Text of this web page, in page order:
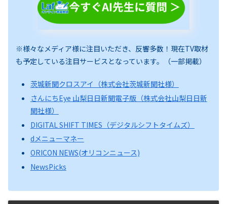
※様々なメディア様に注目いただき、反響多数！現在TV取材
も予定している注目サービスとなっています。（一部掲載）
茨城新聞クロスアイ（株式会社茨城新聞社様）
さんにちEye 山梨日日新聞電子版（株式会社山梨日日新
聞社様）
DIGITAL SHIFT TIMES（デジタルシフトタイムズ）
dメニューマネー
ORICON NEWS(オリコンニュース)
NewsPicks